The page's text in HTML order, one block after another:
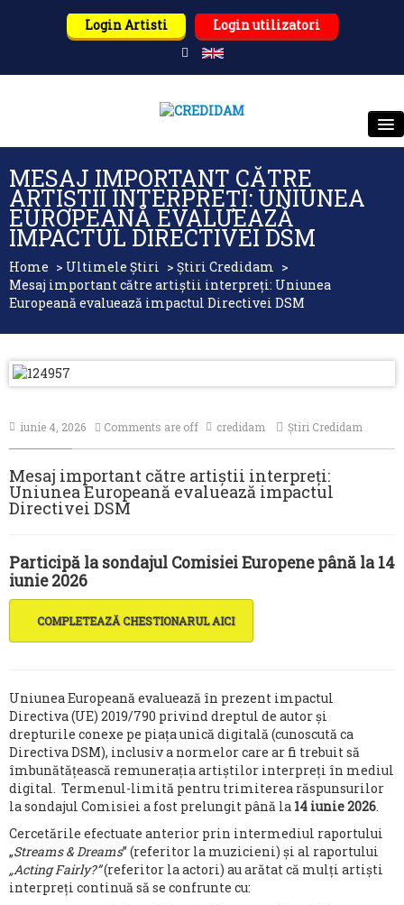
Login Artisti Login utilizatori
CREDIDAM
DESPRE NOI
TITULARI DE DREPTURI
UTILIZATORI
PARTENERI
MESAJ IMPORTANT CĂTRE
ARTIȘTII INTERPREȚI: UNIUNEA
EUROPEANĂ EVALUEAZĂ
IMPACTUL DIRECTIVEI DSM
Home > Ultimele Știri > Știri Credidam >
Mesaj important către artiștii interpreți: Uniunea
Europeană evaluează impactul Directivei DSM
iunie 4, 2026 Comments are off credidam Știri Credidam
Mesaj important către artiștii interpreți:
Uniunea Europeană evaluează impactul
Directivei DSM
Participă la sondajul Comisiei Europene până la 14
iunie 2026
COMPLETEAZĂ CHESTIONARUL AICI
Uniunea Europeană evaluează în prezent impactul
Directiva (UE) 2019/790 privind dreptul de autor și
drepturile conexe pe piața unică digitală (cunoscută ca
Directiva DSM), inclusiv a normelor care ar fi trebuit să
îmbunătățească remunerația artiștilor interpreți în mediul
digital. Termenul-limită pentru trimiterea răspunsurilor
la sondajul Comisiei a fost prelungit până la 14 iunie 2026.
Cercetările efectuate anterior prin intermediul raportului
„Streams & Dreams” (referitor la muzicieni) și al raportului
„Acting Fairly?”(referitor la actori) au arătat că mulți artiști
interpreți continuă să se confrunte cu: